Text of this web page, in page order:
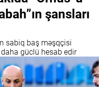
şansları
sabiq baş məşqçisi
daha güclü hesab edir